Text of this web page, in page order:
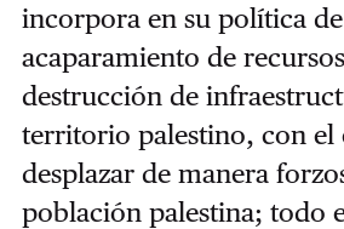
incorpora en su política
acaparamiento de
destrucción de
territorio palestino, con el
desplazar de manera
población palestina; todo